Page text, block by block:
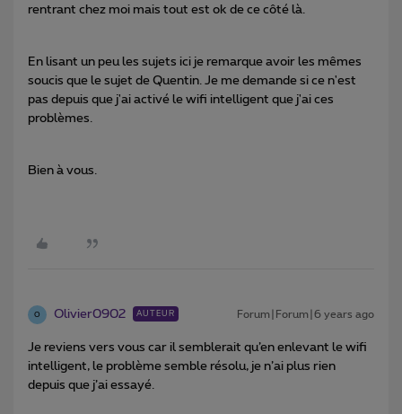
rentrant chez moi mais tout est ok de ce côté là.
En lisant un peu les sujets ici je remarque avoir les mêmes
soucis que le sujet de Quentin. Je me demande si ce n'est
pas depuis que j'ai activé le wifi intelligent que j'ai ces
problèmes.
Bien à vous.
O Olivier0902 AUTEUR Forum|Forum|6 years ago
Je reviens vers vous car il semblerait qu’en enlevant le wifi
intelligent, le problème semble résolu, je n’ai plus rien
depuis que j’ai essayé.